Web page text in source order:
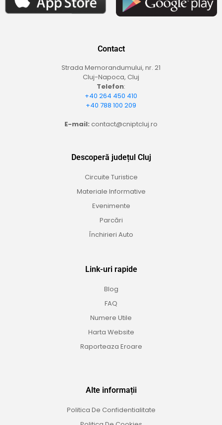
Contact
Strada Memorandumului, nr. 21
Cluj-Napoca, Cluj
Telefon:
+40 264 450 410
+40 788 100 209
E-mail: contact@cniptcluj.ro
Descoperă județul Cluj
Circuite Turistice
Materiale Informative
Evenimente
Parcări
Închirieri Auto
Link-uri rapide
Blog
FAQ
Numere Utile
Harta Website
Raporteaza Eroare
Alte informații
Politica De Confidentialitate